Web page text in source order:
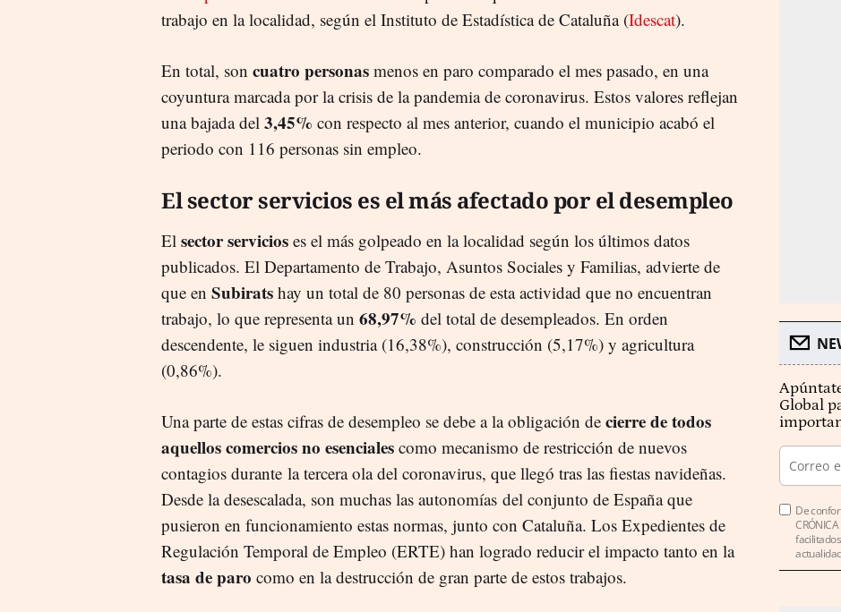
trabajo en la localidad, según el Instituto de Estadística de Cataluña (Idescat).
En total, son cuatro personas menos en paro comparado el mes pasado, en una
coyuntura marcada por la crisis de la pandemia de coronavirus. Estos valores reflejan
una bajada del 3,45% con respecto al mes anterior, cuando el municipio acabó el
periodo con 116 personas sin empleo.
El sector servicios es el más afectado por el desempleo
El sector servicios es el más golpeado en la localidad según los últimos datos
publicados. El Departamento de Trabajo, Asuntos Sociales y Familias, advierte de
que en Subirats hay un total de 80 personas de esta actividad que no encuentran
trabajo, lo que representa un 68,97% del total de desempleados. En orden
descendente, le siguen industria (16,38%), construcción (5,17%) y agricultura
(0,86%).
Una parte de estas cifras de desempleo se debe a la obligación de cierre de todos
aquellos comercios no esenciales como mecanismo de restricción de nuevos
contagios durante la tercera ola del coronavirus, que llegó tras las fiestas navideñas.
Desde la desescalada, son muchas las autonomías del conjunto de España que
pusieron en funcionamiento estas normas, junto con Cataluña. Los Expedientes de
Regulación Temporal de Empleo (ERTE) han logrado reducir el impacto tanto en la
tasa de paro como en la destrucción de gran parte de estos trabajos.
Global
De